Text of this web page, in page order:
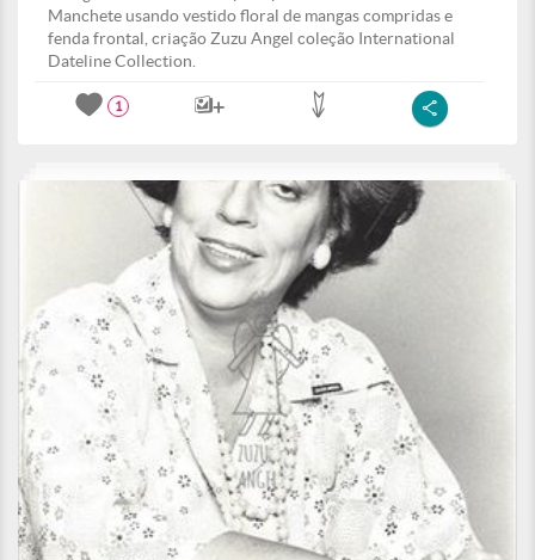
Manchete usando vestido floral de mangas compridas e
fenda frontal, criação Zuzu Angel coleção International
Dateline Collection.
1